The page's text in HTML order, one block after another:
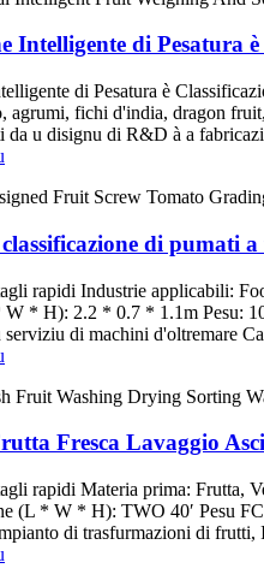
Intelligente di Pesatura
di Pesatura è
agrumi, fichi d'india, dragon
da u disignu di R&D à a
di pumati
rapidi Industrie applicabili:
* H): 2.2 * 0.7 * 1.1m Pesu:
di machini d'oltremare
Fresca Lavaggio
rapidi Materia prima: Frutta,
(L * W * H): TWO 40′ Pesu
di trasfurmazioni di